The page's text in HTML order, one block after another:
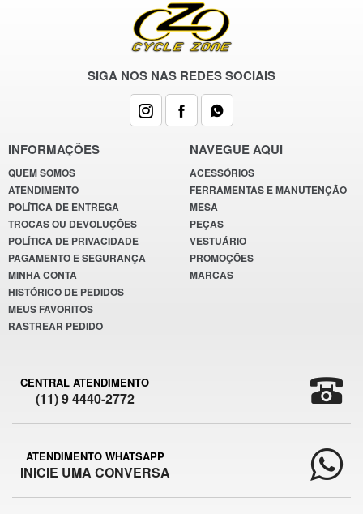
SIGA NOS NAS REDES SOCIAIS
INFORMAÇÕES
QUEM SOMOS
ATENDIMENTO
POLÍTICA DE ENTREGA
TROCAS OU DEVOLUÇÕES
POLÍTICA DE PRIVACIDADE
PAGAMENTO E SEGURANÇA
MINHA CONTA
HISTÓRICO DE PEDIDOS
MEUS FAVORITOS
RASTREAR PEDIDO
NAVEGUE AQUI
ACESSÓRIOS
FERRAMENTAS E MANUTENÇÃO
MESA
PEÇAS
VESTUÁRIO
PROMOÇÕES
MARCAS
CENTRAL ATENDIMENTO
(11) 9 4440-2772
ATENDIMENTO WHATSAPP
INICIE UMA CONVERSA